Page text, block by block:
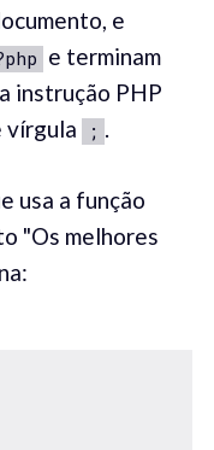
e
e terminam
instrução PHP
vírgula
; .
usa a função
"Os melhores